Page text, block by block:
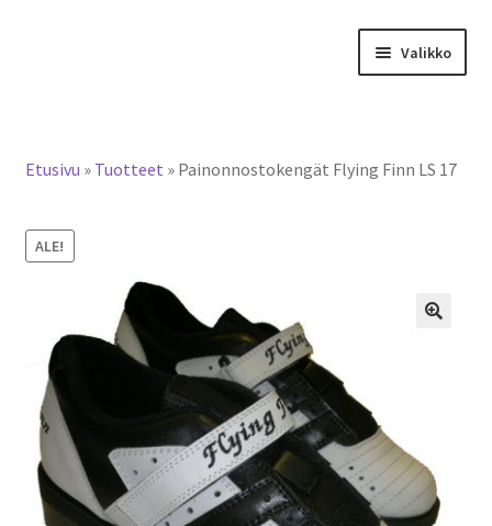
Valikko
Yhteystiedot
Etusivu » Tuotteet » Painonnostokengät Flying Finn LS 17
ALE!